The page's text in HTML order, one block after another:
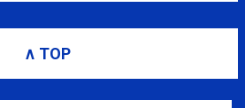
∧ TOP